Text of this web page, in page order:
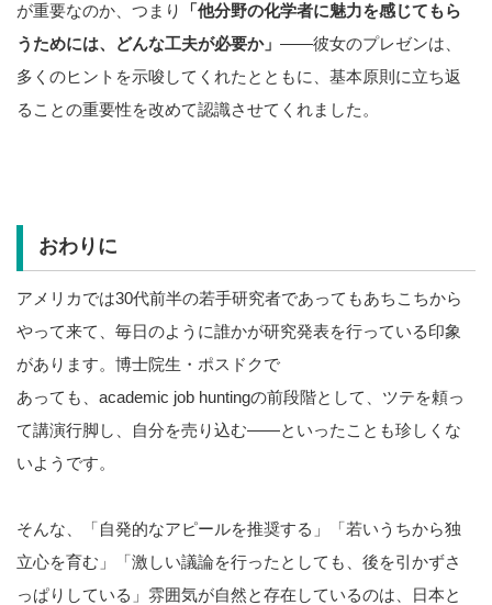
が重要なのか、つまり
「他分野の化学者に魅力を感じてもら
うためには、どんな工夫が必要か」 ――彼女のプレゼンは、
多くのヒントを示唆してくれたとともに、基本原則に立ち返
ることの重要性を改めて認識させてくれました。
おわりに
アメリカでは30代前半の若手研究者であってもあちこちから
やって来て、毎日のように誰かが研究発表を行っている印象
があります。博士院生・ポスドクで
あっても、academic job huntingの前段階として、ツテを頼っ
て講演行脚し、自分を売り込む――といったことも珍しくな
いようです。
そんな、「自発的なアピールを推奨する」「若いうちから独
立心を育む」「激しい議論を行ったとしても、後を引かずさ
っぱりしている」雰囲気が自然と存在しているのは、日本と